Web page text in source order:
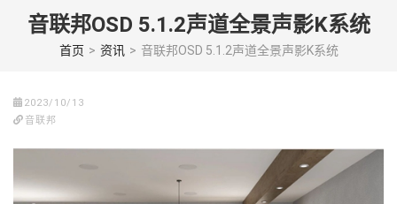
enter)
音联邦OSD 5.1.2声道全景声影K系统
首页 > 资讯 > 音联邦OSD 5.1.2声道全景声影K系统
2023/10/13
音联邦